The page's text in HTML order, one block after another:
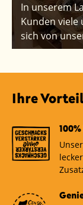
In unserem
Kunden
sich von
Ihre